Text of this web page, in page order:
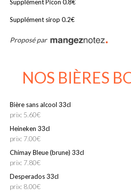
Supplément Picon 0.8€
Supplément sirop 0.2€
Proposé par
NOS BIÈRES
Bière sans alcool 33cl
prix: 5.60€
Heineken 33cl
prix: 7.00€
Chimay Bleue (brune) 33cl
prix: 7.80€
Desperados 33cl
prix: 8.00€